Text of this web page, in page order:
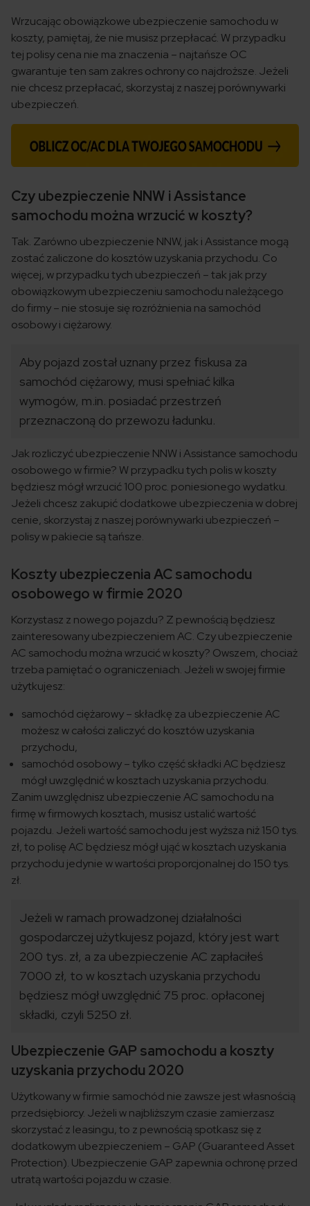
Wrzucając obowiązkowe ubezpieczenie samochodu w
koszty, pamiętaj, że nie musisz przepłacać. W przypadku
tej polisy cena nie ma znaczenia – najtańsze OC
gwarantuje ten sam zakres ochrony co najdroższe. Jeżeli
nie chcesz przepłacać, skorzystaj z naszej porównywarki
ubezpieczeń.
Czy ubezpieczenie NNW i Assistance
samochodu można wrzucić w koszty?
Tak. Zarówno ubezpieczenie NNW, jak i Assistance mogą
zostać zaliczone do kosztów uzyskania przychodu. Co
więcej, w przypadku tych ubezpieczeń – tak jak przy
obowiązkowym ubezpieczeniu samochodu należącego
do firmy – nie stosuje się rozróżnienia na samochód
osobowy i ciężarowy.
Aby pojazd został uznany przez fiskusa za
samochód ciężarowy, musi spełniać kilka
wymogów, m.in. posiadać przestrzeń
przeznaczoną do przewozu ładunku.
Jak rozliczyć ubezpieczenie NNW i Assistance samochodu
osobowego w firmie? W przypadku tych polis w koszty
będziesz mógł wrzucić 100 proc. poniesionego wydatku.
Jeżeli chcesz zakupić dodatkowe ubezpieczenia w dobrej
cenie, skorzystaj z naszej porównywarki ubezpieczeń –
polisy w pakiecie są tańsze.
Koszty ubezpieczenia AC samochodu
osobowego w firmie 2020
Korzystasz z nowego pojazdu? Z pewnością będziesz
zainteresowany ubezpieczeniem AC. Czy ubezpieczenie
AC samochodu można wrzucić w koszty? Owszem, chociaż
trzeba pamiętać o ograniczeniach. Jeżeli w swojej firmie
użytkujesz:
samochód ciężarowy – składkę za ubezpieczenie AC
możesz w całości zaliczyć do kosztów uzyskania
przychodu,
samochód osobowy – tylko część składki AC będziesz
mógł uwzględnić w kosztach uzyskania przychodu.
Zanim uwzględnisz ubezpieczenie AC samochodu na
firmę w firmowych kosztach, musisz ustalić wartość
pojazdu. Jeżeli wartość samochodu jest wyższa niż 150 tys.
zł, to polisę AC będziesz mógł ująć w kosztach uzyskania
przychodu jedynie w wartości proporcjonalnej do 150 tys.
zł.
Jeżeli w ramach prowadzonej działalności
gospodarczej użytkujesz pojazd, który jest wart
200 tys. zł, a za ubezpieczenie AC zapłaciłeś
7000 zł, to w kosztach uzyskania przychodu
będziesz mógł uwzględnić 75 proc. opłaconej
składki, czyli 5250 zł.
Ubezpieczenie GAP samochodu a koszty
uzyskania przychodu 2020
Użytkowany w firmie samochód nie zawsze jest własnością
przedsiębiorcy. Jeżeli w najbliższym czasie zamierzasz
skorzystać z leasingu, to z pewnością spotkasz się z
dodatkowym ubezpieczeniem – GAP (Guaranteed Asset
Protection). Ubezpieczenie GAP zapewnia ochronę przed
utratą wartości pojazdu w czasie.